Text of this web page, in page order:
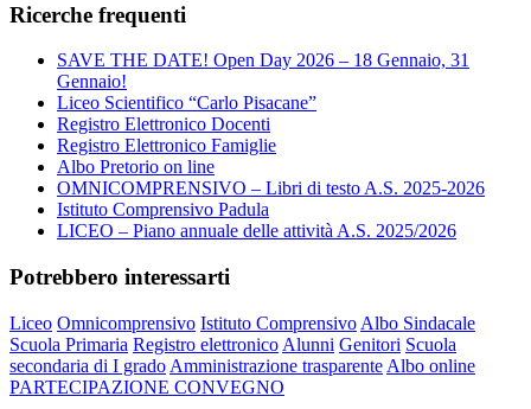
Ricerche frequenti
SAVE THE DATE! Open Day 2026 – 18 Gennaio, 31
Gennaio!
Liceo Scientifico “Carlo Pisacane”
Registro Elettronico Docenti
Registro Elettronico Famiglie
Albo Pretorio on line
OMNICOMPRENSIVO – Libri di testo A.S. 2025-2026
Istituto Comprensivo Padula
LICEO – Piano annuale delle attività A.S. 2025/2026
Potrebbero interessarti
Liceo Omnicomprensivo Istituto Comprensivo Albo Sindacale
Scuola Primaria Registro elettronico Alunni Genitori Scuola
secondaria di I grado Amministrazione trasparente Albo online
PARTECIPAZIONE CONVEGNO